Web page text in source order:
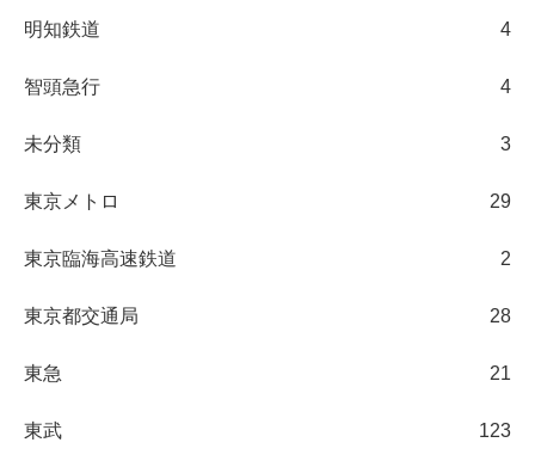
明知鉄道 4
智頭急行 4
未分類 3
東京メトロ 29
東京臨海高速鉄道 2
東京都交通局 28
東急 21
東武 123